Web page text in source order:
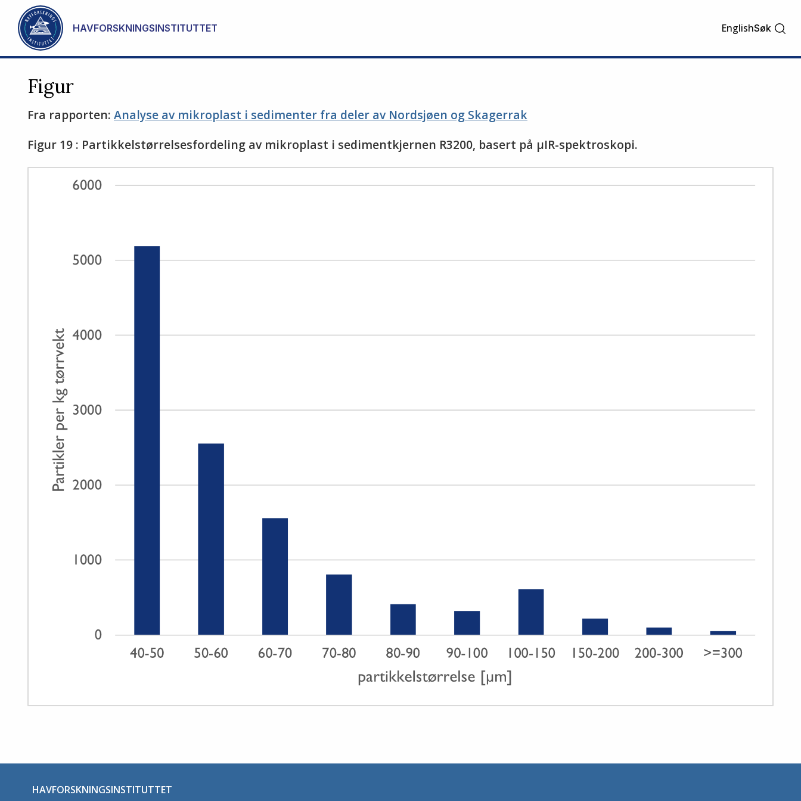
Gå til hovedinnhold
HAVFORSKNINGSINSTITUTTET EnglishSøk
Figur
Fra rapporten: Analyse av mikroplast i sedimenter fra deler av Nordsjøen og Skagerrak
Figur 19 : Partikkelstørrelsesfordeling av mikroplast i sedimentkjernen R3200, basert på µIR-spektroskopi.
HAVFORSKNINGSINSTITUTTET